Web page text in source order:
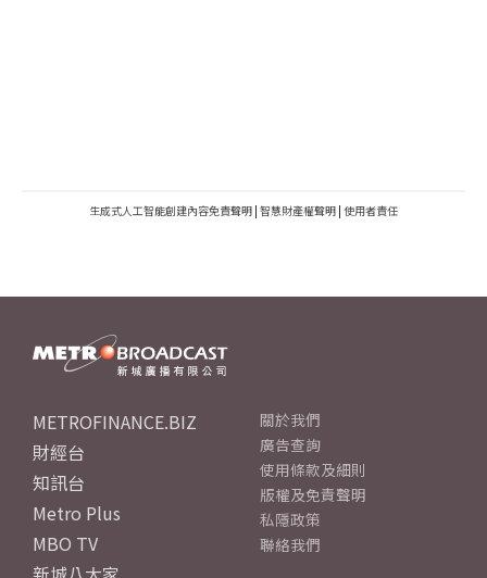
生成式人工智能創建內容免責聲明 | 智慧財產權聲明 | 使用者責任
METROFINANCE.BIZ
財經台
知訊台
Metro Plus
MBO TV
關於我們
廣告查詢
使用條款及細則
版權及免責聲明
私隱政策
聯絡我們